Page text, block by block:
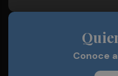
Conoce